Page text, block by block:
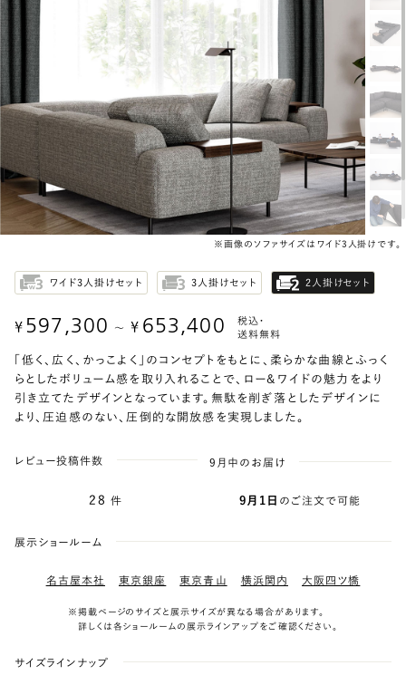
※画像のソファサイズはワイド3人掛けです。
ワイド3人掛けセット 3人掛けセット 2人掛けセット
¥ 597,300 〜 ¥ 653,400
税込・
送料無料
「低く、広く、かっこよく」のコンセプトをもとに、柔らかな曲線とふっく
らとしたボリューム感を取り入れることで、ロー＆ワイドの魅力をより
引き立てたデザインとなっています。無駄を削ぎ落としたデザインに
より、圧迫感のない、圧倒的な開放感を実現しました。
レビュー投稿件数
28 件
9月中のお届け
9月1日 のご注文で可能
展示ショールーム
名古屋本社 東京銀座 東京青山 横浜関内 大阪四ツ橋
※掲載ページのサイズと展示サイズが異なる場合があります。
詳しくは各ショールームの展示ラインアップをご確認ください。
サイズラインナップ